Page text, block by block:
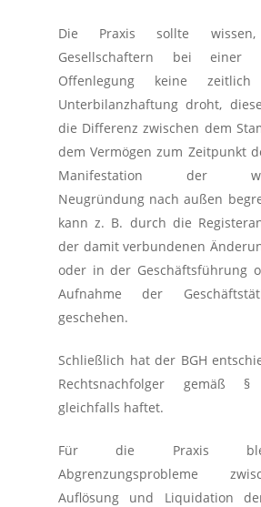
Die Praxis sollte
Gesellschaftern bei einer
Offenlegung keine zeitlich
Unterbilanzhaftung droht,
die Differenz zwischen dem
dem Vermögen zum Zeitpunkt
Manifestation der
Neugründung nach außen
kann z. B. durch die
der damit verbundenen
oder in der Geschäftsführung
Aufnahme der
geschehen.
Schließlich hat der BGH
Rechtsnachfolger gemäß
gleichfalls haftet.
Für die Praxis
Abgrenzungsprobleme
Auflösung und Liquidation